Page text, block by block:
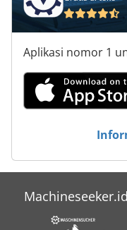
Aplikasi nomor 1